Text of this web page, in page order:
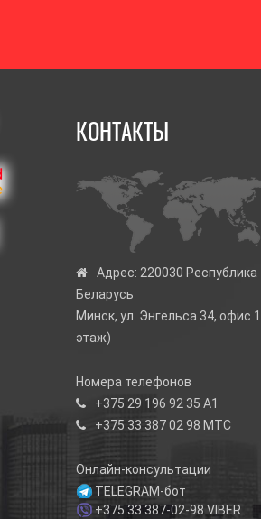
КОНТАКТЫ
Адрес: 220030 Республика
Беларусь
Минск, ул. Энгельса 34, офис
этаж)
Номера телефонов
+375 29 196 92 35 А1
+375 33 387 02 98 МТС
Онлайн-консультации
TELEGRAM-бот
+375 33 387-02-98 VIBER